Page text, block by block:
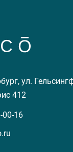
ул.
412
00-16